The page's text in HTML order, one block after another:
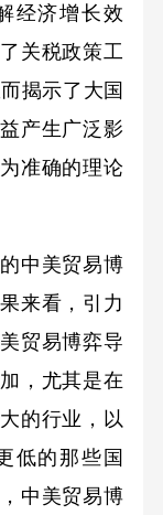
经济增长效
关税政策工
揭示了大国
产生广泛影
准确的理论
中美贸易博
来看，引力
贸易博弈导
，尤其是在
的行业，以
低的那些国
中美贸易博